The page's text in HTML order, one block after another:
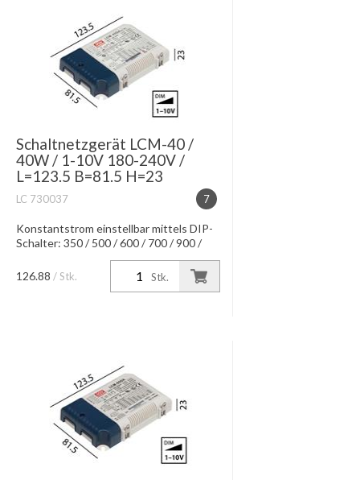
Schaltnetzgerät LCM-40 /
40W / 1-10V 180-240V /
L=123.5 B=81.5 H=23
7
LC 730037
Konstantstrom einstellbar mittels DIP-
Schalter: 350 / 500 / 600 / 700 / 900 /
1050 mA / IP20 Wirkungsgrad: 91 %
max. Leitungslänge 10m
Stk.
126.88 / Stk.